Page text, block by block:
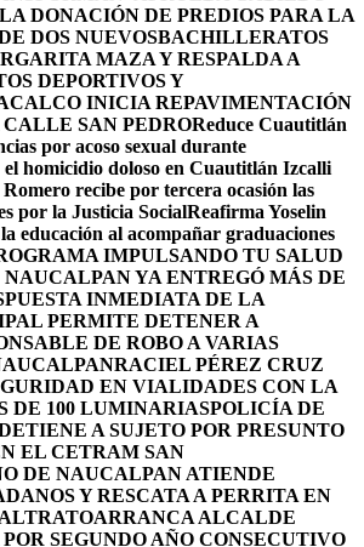
DONACIÓN DE PREDIOS PARA LA
DOS NUEVOSBACHILLERATOS
MAZA Y RESPALDA A
DEPORTIVOS Y
INICIA REPAVIMENTACIÓN
SAN PEDROReduce Cuautitlán
por acoso sexual durante
homicidio doloso en Cuautitlán Izcalli
recibe por tercera ocasión las
por la Justicia SocialReafirma Yoselin
educación al acompañar graduaciones
IMPULSANDO TU SALUD
YA ENTREGÓ MÁS DE
INMEDIATA DE LA
PERMITE DETENER A
DE ROBO A VARIAS
RACIEL PÉREZ CRUZ
EN VIALIDADES CON LA
DE 100 LUMINARIASPOLICÍA DE
A SUJETO POR PRESUNTO
EL CETRAM SAN
DE NAUCALPAN ATIENDE
Y RESCATA A PERRITA EN
ARRANCA ALCALDE
SEGUNDO AÑO CONSECUTIVO